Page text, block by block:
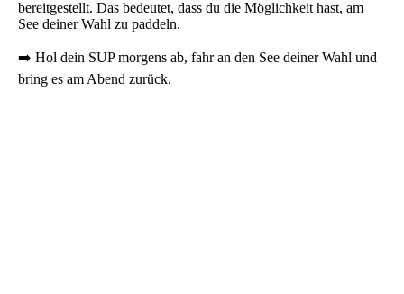
bereitgestellt. Das bedeutet, dass du die Möglichkeit hast, am
See deiner Wahl zu paddeln.
➡️ Hol dein SUP morgens ab, fahr an den See deiner Wahl und
bring es am Abend zurück.